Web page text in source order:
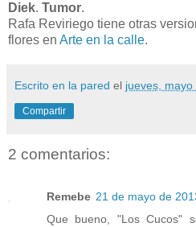
Diek. Tumor.
Rafa Reviriego tiene otras
flores en Arte en la calle.
Escrito en la pared el jueves, mayo
Compartir
2 comentarios:
Remebe 21 de mayo de
Que bueno, "Los Cucos"